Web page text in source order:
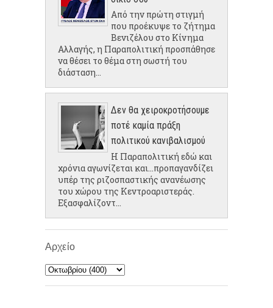
Από την πρώτη στιγμή
που προέκυψε το ζήτημα
Βενιζέλου στο Κίνημα
Αλλαγής, η Παραπολιτική προσπάθησε
να θέσει το θέμα στη σωστή του
διάσταση...
Δεν θα χειροκροτήσουμε
ποτέ καμία πράξη
πολιτικού κανιβαλισμού
Η Παραπολιτική εδώ και
χρόνια αγωνίζεται και...προπαγανδίζει
υπέρ της ριζοσπαστικής ανανέωσης
του χώρου της Κεντροαριστεράς.
Εξασφαλίζοντ...
Αρχείο